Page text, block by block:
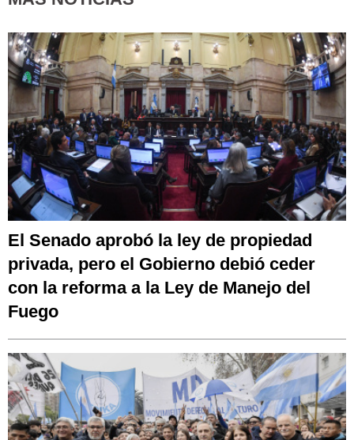
El Senado aprobó la ley de propiedad
privada, pero el Gobierno debió ceder
con la reforma a la Ley de Manejo del
Fuego